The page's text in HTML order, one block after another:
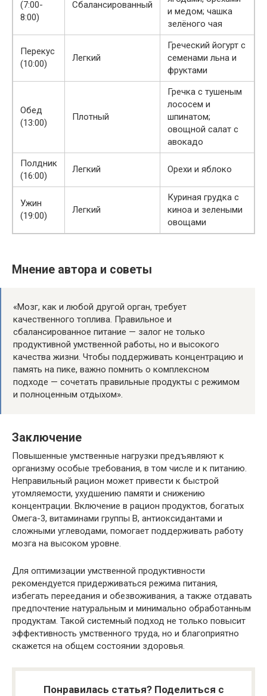
(7:00-
8:00)
Сбалансированный
и медом; чашка
зелёного чая
Перекус
(10:00)
Легкий
Греческий йогурт с
семенами льна и
фруктами
Обед
(13:00)
Плотный
Гречка с тушеным
лососем и
шпинатом;
овощной салат с
авокадо
Полдник
(16:00)
Легкий Орехи и яблоко
Ужин
(19:00)
Легкий
Куриная грудка с
киноа и зелеными
овощами
Мнение автора и советы
«Мозг, как и любой другой орган, требует
качественного топлива. Правильное и
сбалансированное питание — залог не только
продуктивной умственной работы, но и высокого
качества жизни. Чтобы поддерживать концентрацию и
память на пике, важно помнить о комплексном
подходе — сочетать правильные продукты с режимом
и полноценным отдыхом».
Заключение
Повышенные умственные нагрузки предъявляют к
организму особые требования, в том числе и к питанию.
Неправильный рацион может привести к быстрой
утомляемости, ухудшению памяти и снижению
концентрации. Включение в рацион продуктов, богатых
Омега-3, витаминами группы B, антиоксидантами и
сложными углеводами, помогает поддерживать работу
мозга на высоком уровне.
Для оптимизации умственной продуктивности
рекомендуется придерживаться режима питания,
избегать переедания и обезвоживания, а также отдавать
предпочтение натуральным и минимально обработанным
продуктам. Такой системный подход не только повысит
эффективность умственного труда, но и благоприятно
скажется на общем состоянии здоровья.
Понравилась статья? Поделиться с